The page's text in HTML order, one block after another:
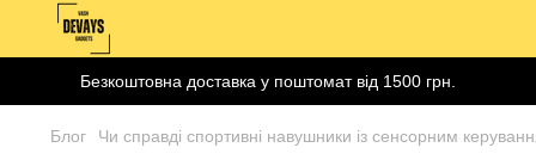
Безкоштовна доставка у поштомат від 1500 грн.
Блог Чи справді спортивні навушники із сенсорним